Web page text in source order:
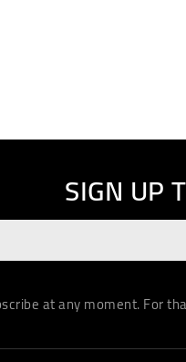
SIGN UP
at any moment. For